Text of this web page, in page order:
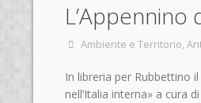
L’Appennino
Ambiente e Territorio,
In libreria per Rubbettino
nell’Italia interna» a cura